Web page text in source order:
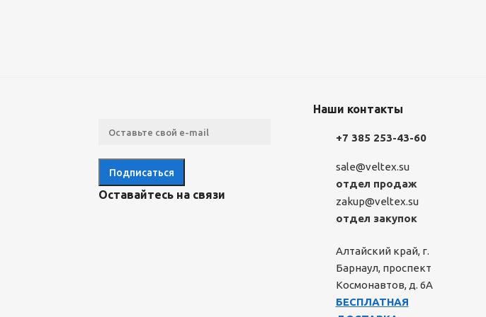
Оставайтесь на связи
Наши контакты
+7 385 253-43-60
sale@veltex.su
отдел продаж
zakup@veltex.su
отдел закупок
Алтайский край, г.
Барнаул, проспект
Космонавтов, д. 6А
БЕСПЛАТНАЯ